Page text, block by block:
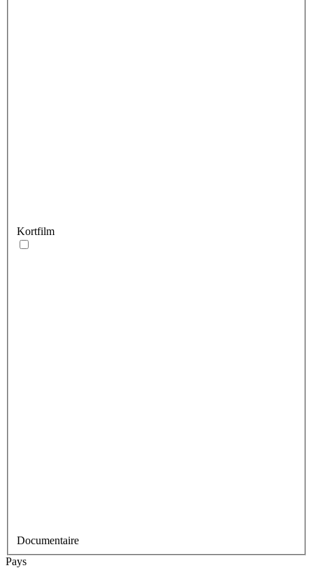
Kortfilm
Documentaire
Pays